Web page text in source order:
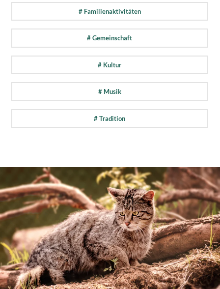
# Familienaktivitäten
# Gemeinschaft
# Kultur
# Musik
# Tradition